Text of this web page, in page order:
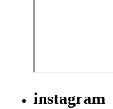
instagram